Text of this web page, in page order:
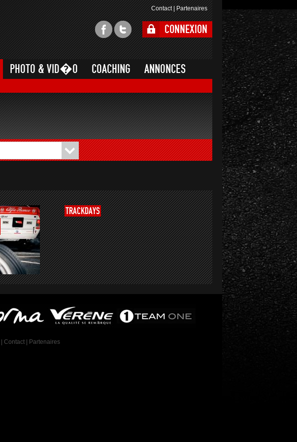
Contact|Partenaires
CONNEXION
PHOTO & VID�O COACHING ANNONCES
TRACKDAYS
Contact Partenaires